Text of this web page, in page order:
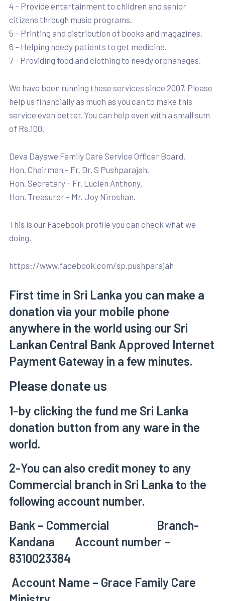
4 – Provide entertainment to children and senior
citizens through music programs.
5 – Printing and distribution of books and magazines.
6 – Helping needy patients to get medicine.
7 – Providing food and clothing to needy orphanages.
We have been running these services since 2007. Please
help us financially as much as you can to make this
service even better. You can help even with a small sum
of Rs.100.
Deva Dayawe Family Care Service Officer Board.
Hon. Chairman – Fr. Dr. S Pushparajah.
Hon. Secretary – Fr. Lucien Anthony.
Hon. Treasurer – Mr. Joy Niroshan.
This is our Facebook profile you can check what we
doing.
https://www.facebook.com/sp.pushparajah
First time in Sri Lanka you can make a
donation via your mobile phone
anywhere in the world using our Sri
Lankan Central Bank Approved Internet
Payment Gateway in a few minutes.
Please donate us
1-by clicking the fund me Sri Lanka
donation button from any ware in the
world.
2-You can also credit money to any
Commercial branch in Sri Lanka to the
following account number.
Bank – Commercial Branch-
Kandana Account number –
8310023384
Account Name – Grace Family Care